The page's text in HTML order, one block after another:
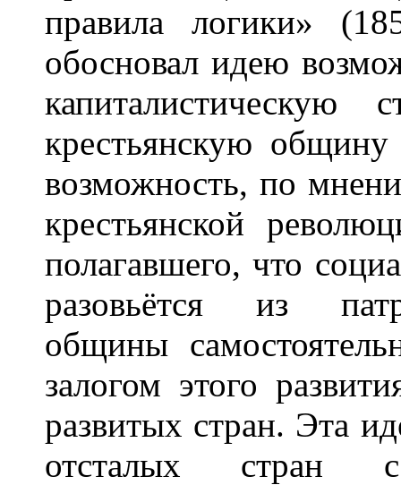
правила логики»
обосновал идею
крестьянскую
возможность, по
крестьянской
полагавшего, что
разовьётся из
общины
залогом этого
развитых стран. Эта
отсталых стран